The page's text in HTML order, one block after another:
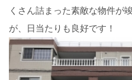
くさん詰まった素敵な物件が
が、日当たりも良好です！